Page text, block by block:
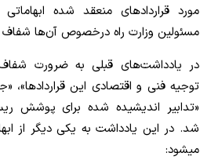
مورد قراردادهای منعقد شده
مسئولین وزارت راه درخصوص آن‌ها شفاف
در یادداشت‌های قبلی به ضرورت
توجیه فنی و اقتصادی این قراردادها»،
«تدابیر اندیشیده شده برای پوشش
شد. در این یادداشت به یکی دیگر از
میشود: